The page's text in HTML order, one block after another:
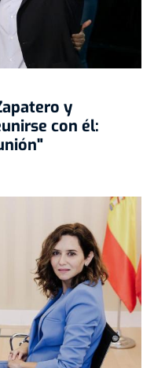
y
con él: